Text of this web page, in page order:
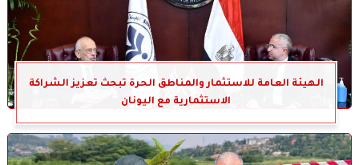
الهيئة العامة للاستثمار والمناطق الحرة تبحث تعزيز الشراكة
الاستثمارية مع اليونان